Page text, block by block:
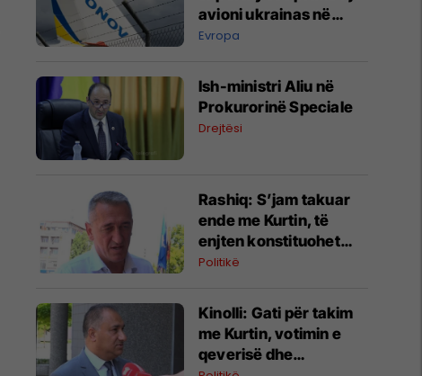
avioni ukrainas në
Leipzig
Evropa
Ish-ministri ​Aliu në
Prokurorinë Speciale
Drejtësi
​Rashiq: S’jam takuar
ende me Kurtin, të
enjten konstituohet
kuvendi por s’votohet
Politikë
Kinolli: Gati për takim
me Kurtin, votimin e
qeverisë dhe